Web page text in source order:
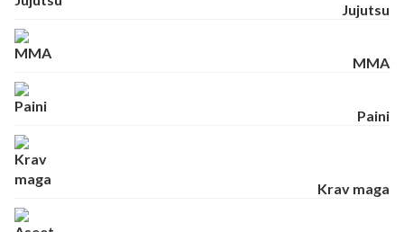
Jujutsu
MMA
Paini
Krav maga